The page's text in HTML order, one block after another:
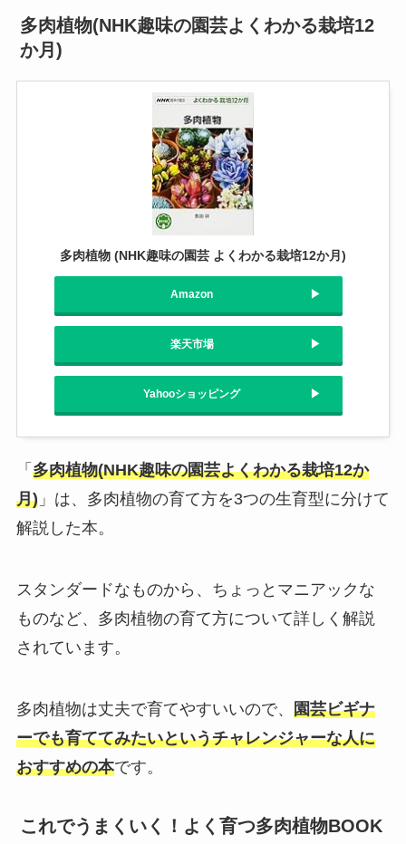
多肉植物(NHK趣味の園芸よくわかる栽培12
か月)
多肉植物 (NHK趣味の園芸 よくわかる栽培12か月)
Amazon
楽天市場
Yahooショッピング
「 多肉植物(NHK趣味の園芸よくわかる栽培12か
月)」は、多肉植物の育て方を3つの生育型に分けて
解説した本。
スタンダードなものから、ちょっとマニアックな
ものなど、多肉植物の育て方について詳しく解説
されています。
多肉植物は丈夫で育てやすいいので、 園芸ビギナ
ーでも育ててみたいというチャレンジャーな人に
おすすめの本です。
これでうまくいく！よく育つ多肉植物BOOK